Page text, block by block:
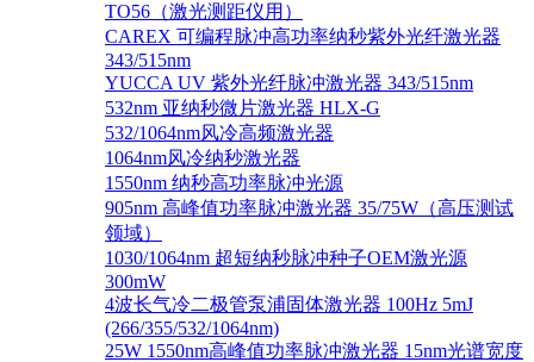
TO56（激光测距仪用）
CAREX 可编程脉冲高功率纳秒紫外光纤激光器
343/515nm
YUCCA UV 紫外光纤脉冲激光器 343/515nm
532nm 亚纳秒微片激光器 HLX-G
532/1064nm风冷高频激光器
1064nm风冷纳秒激光器
1550nm 纳秒高功率脉冲光源
905nm 高峰值功率脉冲激光器 35/75W（高压测试
领域）
1030/1064nm 超短纳秒脉冲种子OEM激光源
300mW
4波长气冷二极管泵浦固体激光器 100Hz 5mJ
(266/355/532/1064nm)
25W 1550nm高峰值功率脉冲激光器 15nm光谱宽度